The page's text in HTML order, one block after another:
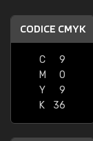
CODICE CMYK
C
9
M
0
Y
9
K
36